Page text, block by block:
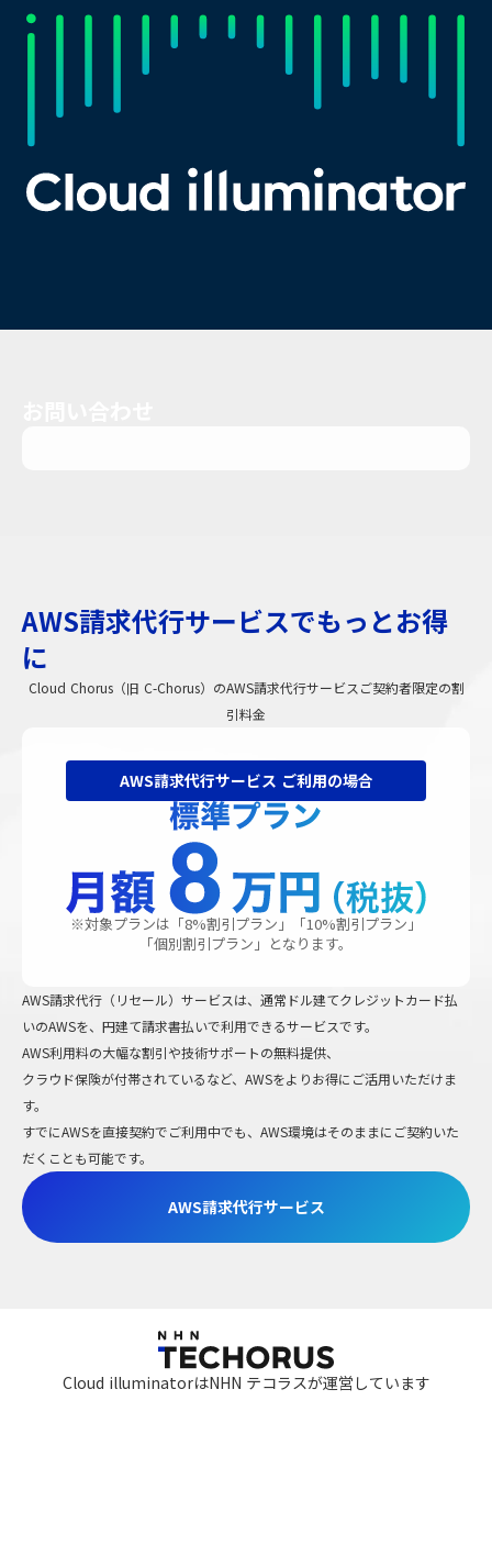
AWS請求代行サービスでもっとお得
に
Cloud Chorus（旧 C-Chorus）のAWS請求代行サービスご契約者限定の割
引料金
AWS請求代行サービス ご利用の場合
※対象プランは「8%割引プラン」「10%割引プラン」
「個別割引プラン」となります。
AWS請求代行（リセール）サービスは、通常ドル建てクレジットカード払
いのAWSを、円建て請求書払いで利用できるサービスです。
AWS利用料の大幅な割引や技術サポートの無料提供、
クラウド保険が付帯されているなど、AWSをよりお得にご活用いただけま
す。
すでにAWSを直接契約でご利用中でも、AWS環境はそのままにご契約いた
だくことも可能です。
AWS請求代行サービス
Cloud illuminatorはNHN テコラスが運営しています